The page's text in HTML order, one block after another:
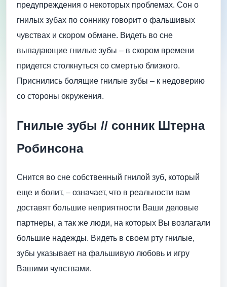
предупреждения о некоторых проблемах. Сон о
гнилых зубах по соннику говорит о фальшивых
чувствах и скором обмане. Видеть во сне
выпадающие гнилые зубы – в скором времени
придется столкнуться со смертью близкого.
Приснились болящие гнилые зубы – к недоверию
со стороны окружения.
Гнилые зубы // сонник Штерна
Робинсона
Снится во сне собственный гнилой зуб, который
еще и болит, – означает, что в реальности вам
доставят большие неприятности Ваши деловые
партнеры, а так же люди, на которых Вы возлагали
большие надежды. Видеть в своем рту гнилые,
зубы указывает на фальшивую любовь и игру
Вашими чувствами.